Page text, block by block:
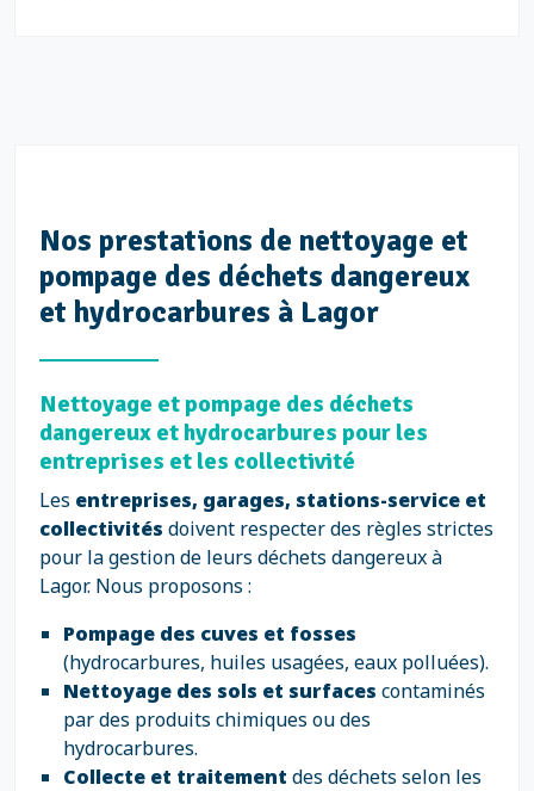
Nos prestations de nettoyage et
pompage des déchets dangereux
et hydrocarbures à Lagor
Nettoyage et pompage des déchets
dangereux et hydrocarbures pour les
entreprises et les collectivité
Les entreprises, garages, stations-service et
collectivités doivent respecter des règles strictes
pour la gestion de leurs déchets dangereux à
Lagor. Nous proposons :
Pompage des cuves et fosses
(hydrocarbures, huiles usagées, eaux polluées).
Nettoyage des sols et surfaces contaminés
par des produits chimiques ou des
hydrocarbures.
Collecte et traitement des déchets selon les